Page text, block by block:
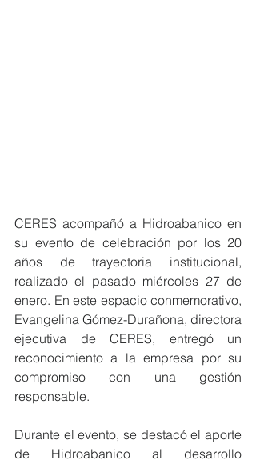
CERES acompañó a Hidroabanico en
su evento de celebración por los 20
años de trayectoria institucional,
realizado el pasado miércoles 27 de
enero. En este espacio conmemorativo,
Evangelina Gómez-Durañona, directora
ejecutiva de CERES, entregó un
reconocimiento a la empresa por su
compromiso con una gestión
responsable.
Durante el evento, se destacó el aporte
de Hidroabanico al desarrollo